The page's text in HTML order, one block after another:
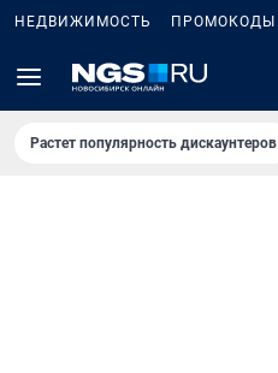
НЕДВИЖИМОСТЬ ПРОМОКОДЫ
Растет популярность дискаунтеров